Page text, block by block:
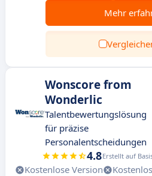
Mehr
Wonscore from
Wonderlic
Talentbewertungslösung
für präzise
Personalentscheidungen
4.8Erstellt auf
Kostenlose Version